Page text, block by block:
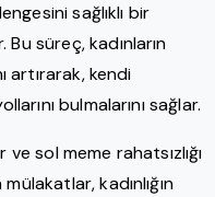
sağlıklı bir
süreç, kadınların
artırarak, kendi
bulmalarını sağlar.
sol meme rahatsızlığı
kadınlığın